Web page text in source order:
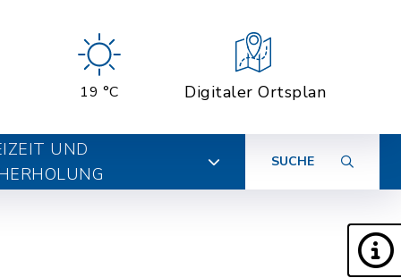
19 °C Digitaler Ortsplan
UND
SUCHE